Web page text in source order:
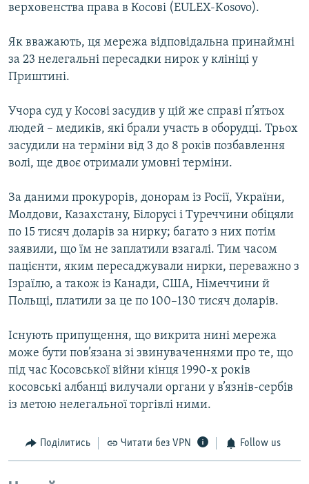
верховенства права в Косові (EULEX-Kosovo).
Як вважають, ця мережа відповідальна принаймні
за 23 нелегальні пересадки нирок у клініці у
Приштині.
Учора суд у Косові засудив у цій же справі п’ятьох
людей – медиків, які брали участь в оборудці. Трьох
засудили на терміни від 3 до 8 років позбавлення
волі, ще двоє отримали умовні терміни.
За даними прокурорів, донорам із Росії, України,
Молдови, Казахстану, Білорусі і Туреччини обіцяли
по 15 тисяч доларів за нирку; багато з них потім
заявили, що їм не заплатили взагалі. Тим часом
пацієнти, яким пересаджували нирки, переважно з
Ізраїлю, а також із Канади, США, Німеччини й
Польщі, платили за це по 100–130 тисяч доларів.
Існують припущення, що викрита нині мережа
може бути пов’язана зі звинуваченнями про те, що
під час Косовської війни кінця 1990-х років
косовські албанці вилучали органи у в’язнів-сербів
із метою нелегальної торгівлі ними.
Поділитись Читати без VPN Follow us